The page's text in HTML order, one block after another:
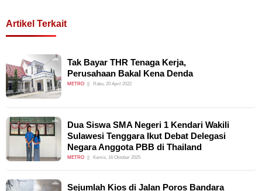
Artikel Terkait
Tak Bayar THR Tenaga Kerja,
Perusahaan Bakal Kena Denda
METRO Rabu, 20 April 2022
Dua Siswa SMA Negeri 1 Kendari Wakili
Sulawesi Tenggara Ikut Debat Delegasi
Negara Anggota PBB di Thailand
METRO Kamis, 16 Oktober 2025
Sejumlah Kios di Jalan Poros Bandara